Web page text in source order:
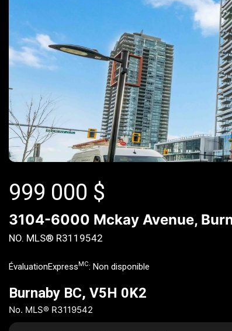
999 000 $
3104-6000 Mckay Avenue,
NO. MLS® R3119542
ÉvaluationExpress MC: Non disponible
Burnaby BC, V5H 0K2
No. MLS® R3119542